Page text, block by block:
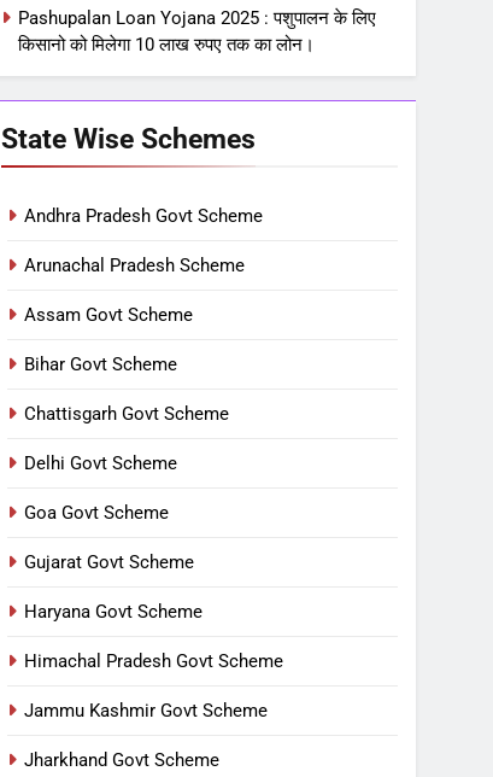
Pashupalan Loan Yojana 2025 : पशुपालन के लिए
किसानो को मिलेगा 10 लाख रुपए तक का लोन।
State Wise Schemes
Andhra Pradesh Govt Scheme
Arunachal Pradesh Scheme
Assam Govt Scheme
Bihar Govt Scheme
Chattisgarh Govt Scheme
Delhi Govt Scheme
Goa Govt Scheme
Gujarat Govt Scheme
Haryana Govt Scheme
Himachal Pradesh Govt Scheme
Jammu Kashmir Govt Scheme
Jharkhand Govt Scheme